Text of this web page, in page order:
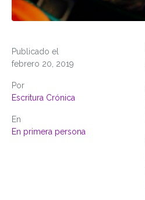
Publicado el
febrero 20, 2019
Por
Escritura Crónica
En
En primera persona